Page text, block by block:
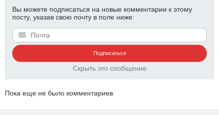
Вы можете подписаться на новые комментарии к этому
посту, указав свою почту в поле ниже:
Скрыть это сообщение
Пока еще не было комментариев